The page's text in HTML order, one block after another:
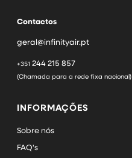
Contactos
geral@infinityair.pt
+351 244 215 857
(Chamada para a rede fixa nacional)
INFORMAÇÕES
Sobre nós
FAQ's